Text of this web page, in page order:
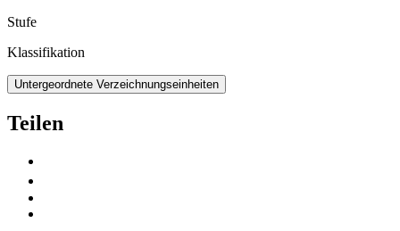
Stufe
Klassifikation
Untergeordnete Verzeichnungseinheiten
Teilen